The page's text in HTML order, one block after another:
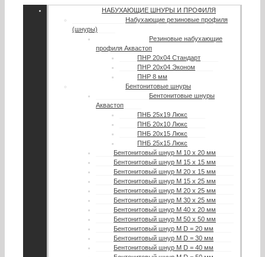
НАБУХАЮЩИЕ ШНУРЫ И ПРОФИЛЯ
Набухающие резиновые профиля
(шнуры)
Резиновые набухающие
профиля Аквастоп
ПНР 20х04 Стандарт
ПНР 20х04 Эконом
ПНР 8 мм
Бентонитовые шнуры
Бентонитовые шнуры
Аквастоп
ПНБ 25х19 Люкс
ПНБ 20х10 Люкс
ПНБ 20х15 Люкс
ПНБ 25х15 Люкс
Бентонитовый шнур М 10 х 20 мм
Бентонитовый шнур М 15 х 15 мм
Бентонитовый шнур М 20 х 15 мм
Бентонитовый шнур М 15 х 25 мм
Бентонитовый шнур М 20 х 25 мм
Бентонитовый шнур М 30 х 25 мм
Бентонитовый шнур М 40 х 20 мм
Бентонитовый шнур М 50 х 50 мм
Бентонитовый шнур М D = 20 мм
Бентонитовый шнур М D = 30 мм
Бентонитовый шнур М D = 40 мм